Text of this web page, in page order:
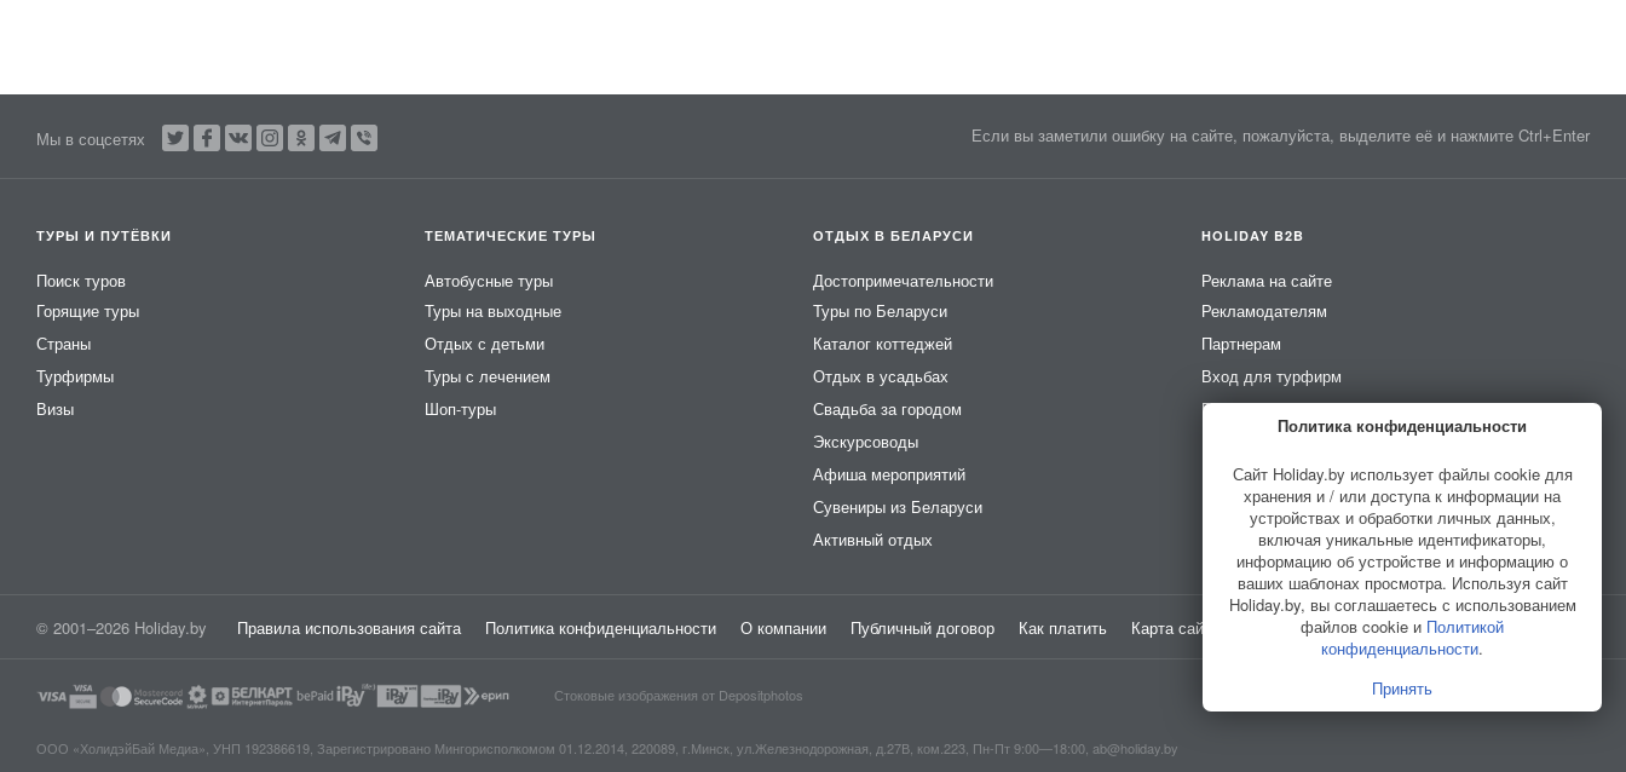
Мы в соцсетях Если вы заметили ошибку на сайте, пожалуйста, выделите её и нажмите Ctrl+Enter
ТУРЫ И ПУТЁВКИ
Поиск туров
Горящие туры
Страны
Турфирмы
Визы
ТЕМАТИЧЕСКИЕ ТУРЫ
Автобусные туры
Туры на выходные
Отдых с детьми
Туры с лечением
Шоп-туры
ОТДЫХ В БЕЛАРУСИ
Достопримечательности
Туры по Беларуси
Каталог коттеджей
Отдых в усадьбах
Свадьба за городом
Экскурсоводы
Афиша мероприятий
Сувениры из Беларуси
Активный отдых
HOLIDAY B2B
Реклама на сайте
Рекламодателям
Партнерам
Вход для турфирм
Вход для усадеб
© 2001–2026 Holiday.by Правила использования сайта Политика конфиденциальности О компании Публичный договор Как платить Карта сайта Разработано вHELLO WORLD
Стоковые изображения от Depositphotos
ООО «ХолидэйБай Медиа», УНП 192386619, Зарегистрировано Мингорисполкомом 01.12.2014, 220089, г.Минск, ул.Железнодорожная, д.27В, ком.223, Пн-Пт 9:00—18:00, ab@holiday.by
Политика конфиденциальности
Сайт Holiday.by использует файлы cookie для
хранения и / или доступа к информации на
устройствах и обработки личных данных,
включая уникальные идентификаторы,
информацию об устройстве и информацию о
ваших шаблонах просмотра. Используя сайт
Holiday.by, вы соглашаетесь с использованием
файлов cookie и Политикой
конфиденциальности.
Принять